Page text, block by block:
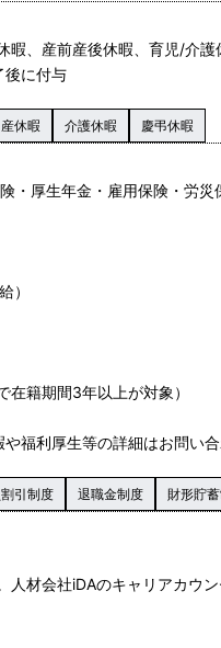
暇、産前産後休暇、育児/介
に付与
休暇 介護休暇 慶弔休暇
・厚生年金・雇用保険・労災
）
籍期間3年以上が対象）
福利厚生等の詳細はお問い合
引制度 退職金制度 財形貯
人材会社iDAのキャリアカウ